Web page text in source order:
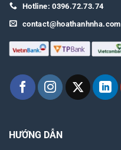
Hotline: 0396.72.73.74
contact@hoathanhnha.com
HƯỚNG DẪN